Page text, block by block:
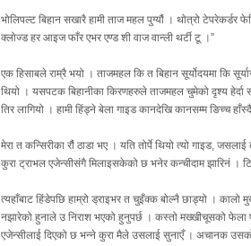
भोलिपल्ट बिहान सखारै हामी ताज महल पुग्यौं । थोत्रो टेपरेकर्डर
क्लोज्ड हर आइज फाँर एभर एण्ड शी वाज वान्ली थर्टी टू ।”
एक हिसाबले राम्रै भयो । ताजमहल कि त बिहान सूर्योदयमा कि
थियो । यसपटक बिहानीका किरणहरुले ताजमहल चुमेको दृश्य
तिर लागियो । हामी हिंड्ने बेला गाइड कानदेखि कानसम्म ङिच्च
मेरा त कन्सिरीका रौं ठाडा भए । यति तोर्पे थियो त्यो गाइड,
कुरा ट्राभल एजेन्सीसंगै मिलाइसकेको छ भनेर कन्चीदाम झारिनं ।
त्यहाँबाट हिंडेपछि हाम्रो ड्राइभर त चुइँक्क बोल्नै छाड्यो । कालो
नझारेको हुनाले उ निराश भएको हुनुपर्छ । कस्तो मख्खीचूसको
एजेन्सीलाई दिएको छ भन्ने कुरा मैले उसलाई सुनाएँ । अचानक